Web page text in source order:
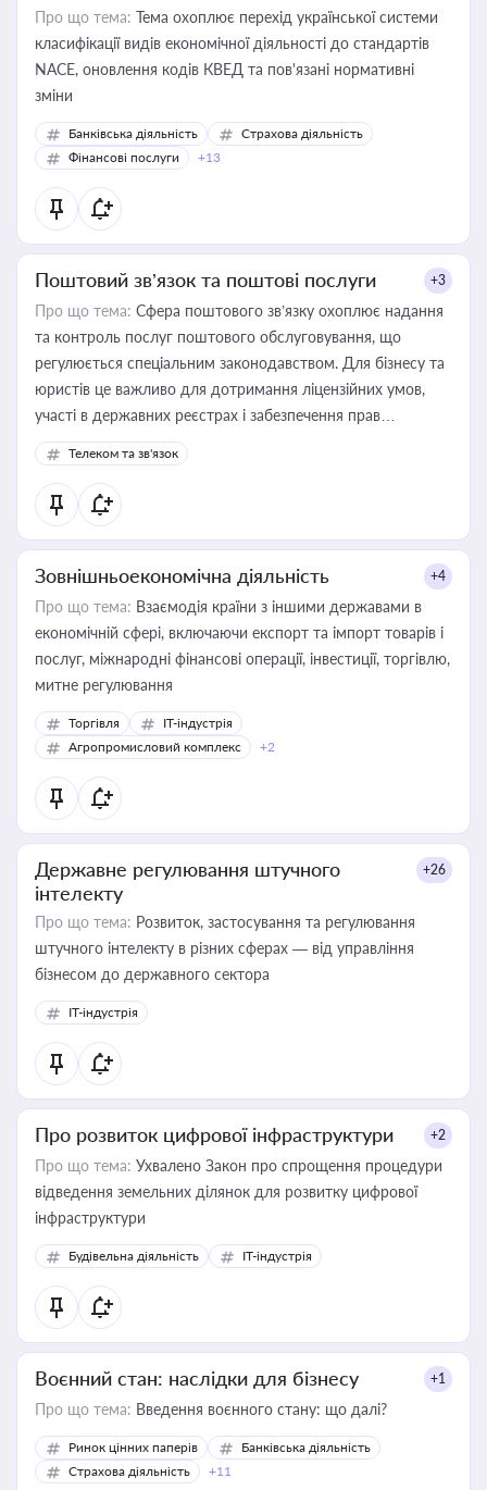
Про що тема: Тема охоплює перехід української системи
класифікації видів економічної діяльності до стандартів
NACE, оновлення кодів КВЕД та пов'язані нормативні
зміни
Банківська діяльність
Страхова діяльність
Фінансові послуги
+13
Поштовий зв’язок та поштові послуги +3
Про що тема: Сфера поштового зв’язку охоплює надання
та контроль послуг поштового обслуговування, що
регулюється спеціальним законодавством. Для бізнесу та
юристів це важливо для дотримання ліцензійних умов,
участі в державних реєстрах і забезпечення прав
споживачів.
Телеком та зв'язок
Зовнішньоекономічна діяльність +4
Про що тема: Взаємодія країни з іншими державами в
економічній сфері, включаючи експорт та імпорт товарів і
послуг, міжнародні фінансові операції, інвестиції, торгівлю,
митне регулювання
Торгівля
IT-індустрія
Агропромисловий комплекс
+2
Державне регулювання штучного
інтелекту
+26
Про що тема: Розвиток, застосування та регулювання
штучного інтелекту в різних сферах — від управління
бізнесом до державного сектора
IT-індустрія
Про розвиток цифрової інфраструктури +2
Про що тема: Ухвалено Закон про спрощення процедури
відведення земельних ділянок для розвитку цифрової
інфраструктури
Будівельна діяльність IT-індустрія
Воєнний стан: наслідки для бізнесу +1
Про що тема: Введення воєнного стану: що далі?
Ринок цінних паперів
Банківська діяльність
Страхова діяльність
+11